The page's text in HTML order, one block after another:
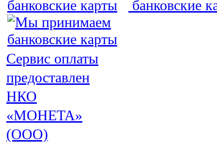
Сервис оплаты
предоставлен
НКО
«МОНЕТА»
(ООО)